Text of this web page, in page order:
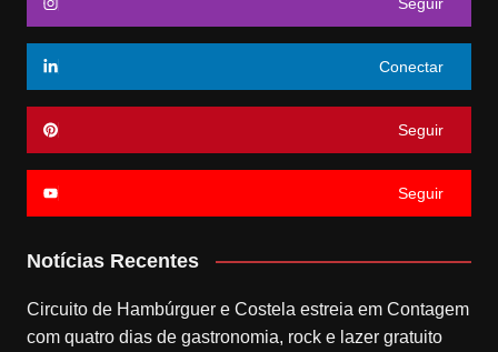
Conectar
Seguir
Seguir
Notícias Recentes
Circuito de Hambúrguer e Costela estreia em Contagem
com quatro dias de gastronomia, rock e lazer gratuito